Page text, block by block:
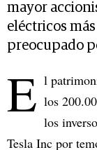
mayor
eléctricos
preocupado
E l
los
los
Tesla Inc por